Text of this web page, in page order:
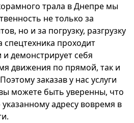
трала в Днепре мы
не только за
но и за погрузку, разгрузку
спецтехника проходит
демонстрирует себя
движения по прямой, так и
заказав у нас услуги
можете быть уверенны, что
адресу вовремя в